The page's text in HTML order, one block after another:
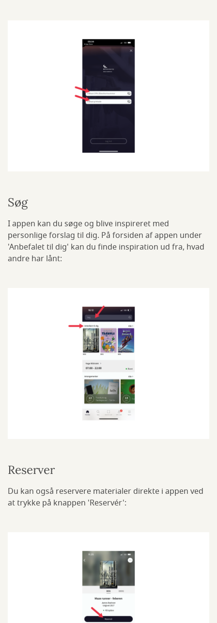
Søg
I appen kan du søge og blive inspireret med
personlige forslag til dig. På forsiden af appen under
'Anbefalet til dig' kan du finde inspiration ud fra, hvad
andre har lånt:
Reserver
Du kan også reservere materialer direkte i appen ved
at trykke på knappen 'Reservér':